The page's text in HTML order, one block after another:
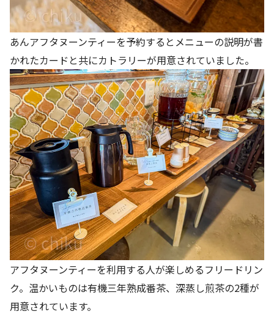
あんアフタヌーンティーを予約するとメニューの説明が書
かれたカードと共にカトラリーが用意されていました。
アフタヌーンティーを利用する人が楽しめるフリードリン
ク。温かいものは有機三年熟成番茶、深蒸し煎茶の2種が
用意されています。